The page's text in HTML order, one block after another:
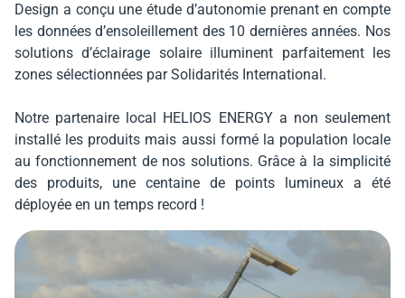
Design a conçu une étude d’autonomie prenant en compte
les données d’ensoleillement des 10 dernières années. Nos
solutions d’éclairage solaire illuminent parfaitement les
zones sélectionnées par Solidarités International.
Notre partenaire local HELIOS ENERGY a non seulement
installé les produits mais aussi formé la population locale
au fonctionnement de nos solutions. Grâce à la simplicité
des produits, une centaine de points lumineux a été
déployée en un temps record !